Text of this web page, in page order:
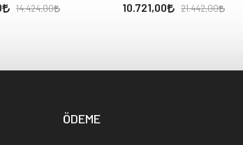
14.424,00 10.721,00 21.442,00
ÖDEME